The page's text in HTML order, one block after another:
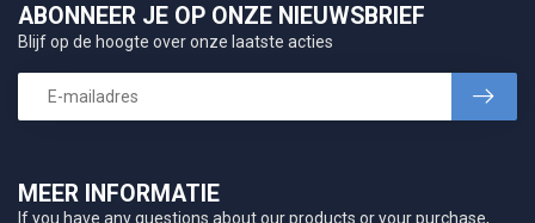
MEER INFORMATIE
If you have any questions about our products or your purchase,
ABONNEER JE OP ONZE NIEUWSBRIEF
Blijf op de hoogte over onze laatste acties